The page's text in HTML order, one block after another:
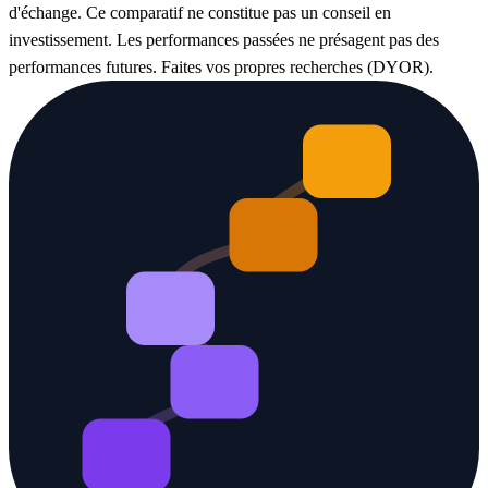
d'échange. Ce comparatif ne constitue pas un conseil en
investissement. Les performances passées ne présagent pas des
performances futures. Faites vos propres recherches (DYOR).